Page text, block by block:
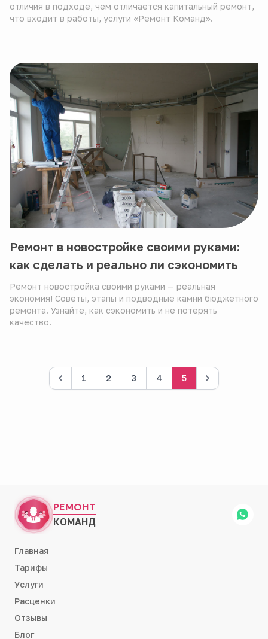
отличия в подходе, чем отличается капитальный ремонт,
что входит в работы, услуги «Ремонт Команд».
Ремонт в новостройке своими руками:
как сделать и реально ли сэкономить
Ремонт новостройка своими руками — реальная
экономия! Советы, этапы и подводные камни бюджетного
ремонта. Узнайте, как сэкономить и не потерять
качество.
1 2 3 4 5
РЕМОНТ
КОМАНД
Главная
Тарифы
Услуги
Расценки
Отзывы
Блог